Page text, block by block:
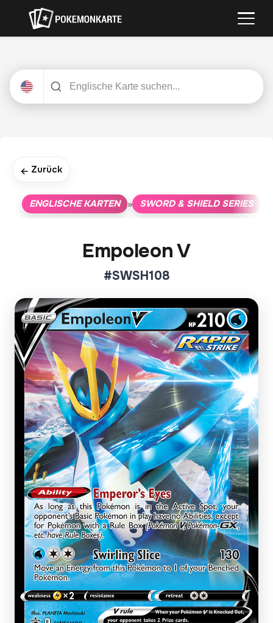
← Zurück
ENGLISCHE KARTEN » SWORD & SHIELD SERIES
Empoleon V
#SWSH108